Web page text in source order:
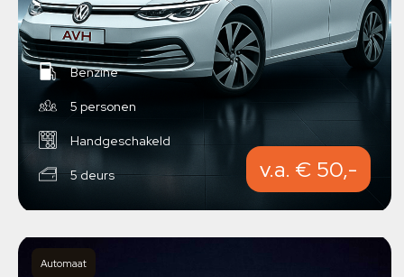
Benzine
5 personen
Handgeschakeld
5 deurs v.a. € 50,-
Automaat